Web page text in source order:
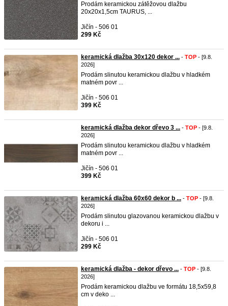
Prodám keramickou zátěžovou dlažbu
20x20x1,5cm TAURUS, ...
Jičín - 506 01
299 Kč
keramická dlažba 30x120 dekor ... - TOP - [9.8.
2026]
Prodám slinutou keramickou dlažbu v hladkém
matném povr ...
Jičín - 506 01
399 Kč
keramická dlažba dekor dřevo 3 ... - TOP - [9.8.
2026]
Prodám slinutou keramickou dlažbu v hladkém
matném povr ...
Jičín - 506 01
399 Kč
keramická dlažba 60x60 dekor b ... - TOP - [9.8.
2026]
Prodám slinutou glazovanou keramickou dlažbu v
dekoru i ...
Jičín - 506 01
299 Kč
keramická dlažba - dekor dřevo ... - TOP - [9.8.
2026]
Prodám keramickou dlažbu ve formátu 18,5x59,8
cm v deko ...